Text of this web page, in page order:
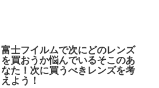
富士フイルムで次にどのレンズ
を買おうか悩んでいるそこのあ
なた！次に買うべきレンズを考
えよう！